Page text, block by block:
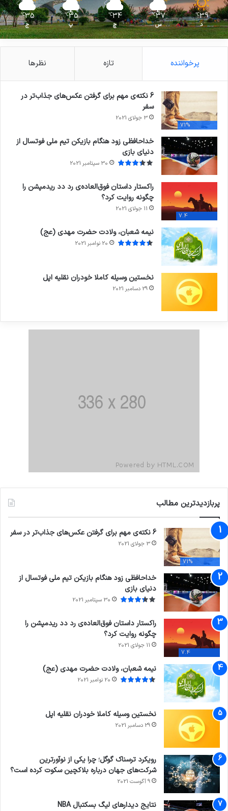
39
℃
د
37
℃
س
34
℃
چ
35
℃
پ
35
℃
ج
پرخواننده تازه نظرها
71%
6 نکته‌ی مهم برای گرفتن عکس‌های جذاب‌تر در
سفر
3 جولای 2021
خداحافظی زود هنگام بازیکن تیم ملی فوتسال از
دنیای بازی
30 سپتامبر 2021
7.4
راکستار داستان فوق‌العاده‌ی رد دد ریدمپشن را
چگونه روایت کرد؟
11 جولای 2021
نیمه شعبان، ولادت حضرت مهدی (عج)
20 نوامبر 2021
نخستین وسیله کاملا خودران نقلیه اپل
29 دسامبر 2021
پربازدیدترین مطالب
71%
6 نکته‌ی مهم برای گرفتن عکس‌های جذاب‌تر در سفر
3 جولای 2021
خداحافظی زود هنگام بازیکن تیم ملی فوتسال از
دنیای بازی
30 سپتامبر 2021
7.4
راکستار داستان فوق‌العاده‌ی رد دد ریدمپشن را
چگونه روایت کرد؟
11 جولای 2021
نیمه شعبان، ولادت حضرت مهدی (عج)
20 نوامبر 2021
نخستین وسیله کاملا خودران نقلیه اپل
29 دسامبر 2021
رویکرد ترسناک گوگل؛ چرا یکی از نوآورترین
شرکت‌های جهان درباره بلاکچین سکوت کرده است؟
9 آگوست 2021
نتایج دیدار‌های لیگ بسکتبال NBA